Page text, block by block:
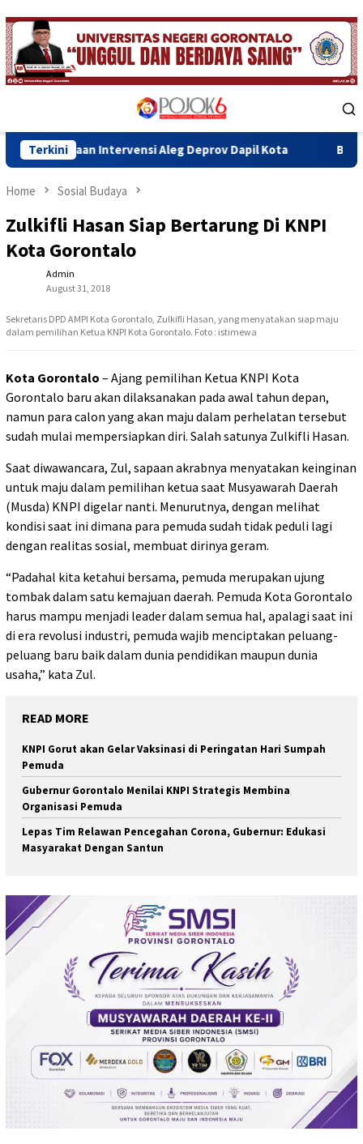
Skip
to
content
Menu
Terkini
Intervensi Aleg Deprov Dapil Kota Bupati Sofyan
Home Sosial Budaya
Zulkifli Hasan Siap Bertarung Di KNPI
Kota Gorontalo
Admin
August 31, 2018
Sekretaris DPD AMPI Kota Gorontalo, Zulkifli Hasan, yang menyatakan siap maju
dalam pemilihan Ketua KNPI Kota Gorontalo. Foto : istimewa
Kota Gorontalo – Ajang pemilihan Ketua KNPI Kota
Gorontalo baru akan dilaksanakan pada awal tahun depan,
namun para calon yang akan maju dalam perhelatan tersebut
sudah mulai mempersiapkan diri. Salah satunya Zulkifli Hasan.
Saat diwawancara, Zul, sapaan akrabnya menyatakan keinginan
untuk maju dalam pemilihan ketua saat Musyawarah Daerah
(Musda) KNPI digelar nanti. Menurutnya, dengan melihat
kondisi saat ini dimana para pemuda sudah tidak peduli lagi
dengan realitas sosial, membuat dirinya geram.
“Padahal kita ketahui bersama, pemuda merupakan ujung
tombak dalam satu kemajuan daerah. Pemuda Kota Gorontalo
harus mampu menjadi leader dalam semua hal, apalagi saat ini
di era revolusi industri, pemuda wajib menciptakan peluang-
peluang baru baik dalam dunia pendidikan maupun dunia
usaha,” kata Zul.
READ MORE
KNPI Gorut akan Gelar Vaksinasi di Peringatan Hari Sumpah
Pemuda
Gubernur Gorontalo Menilai KNPI Strategis Membina
Organisasi Pemuda
Lepas Tim Relawan Pencegahan Corona, Gubernur: Edukasi
Masyarakat Dengan Santun